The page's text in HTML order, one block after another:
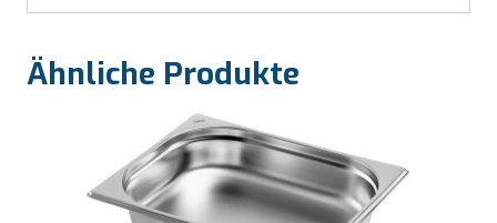
Ähnliche Produkte